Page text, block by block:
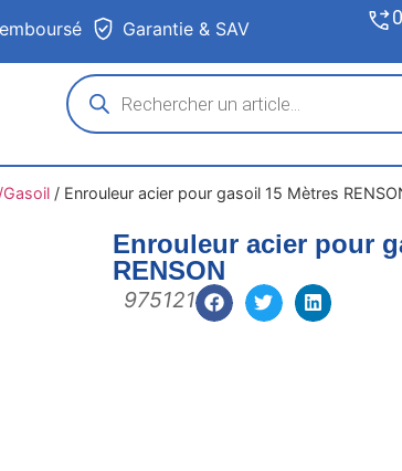
Garantie & SAV
/ Enrouleur acier pour gasoil 15 Mètres
Enrouleur acier pour
RENSON
975121